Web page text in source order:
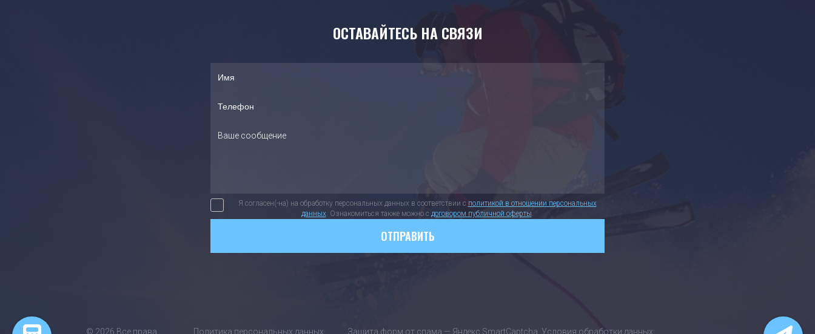
ОСТАВАЙТЕСЬ НА СВЯЗИ
Я согласен(-на) на обработку персональных данных в соответствии с политикой в отношении персональных
данных. Ознакомиться также можно с договором публичной оферты.
ОТПРАВИТЬ
© 2026 Все права Политика персональных данных· Защита форм от спама — Яндекс SmartCaptcha. Условия обработки данных: